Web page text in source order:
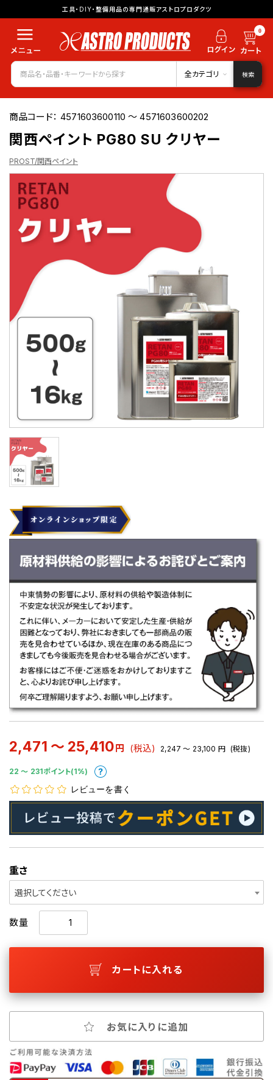
工具・DIY・整備用品の専門通販アストロプロダクツ
0
全カテゴリ 検索
商品コード：4571603600110 ～ 4571603600202
関西ペイント PG80 SU クリヤー
PROST/関西ペイント
2,471 ～ 25,410 円 (税込) 2,247 ～ 23,100 円 (税抜)
22 〜 231ポイント(1%)
レビューを書く
重さ
選択してください
数量
カートに入れる
お気に入りに追加